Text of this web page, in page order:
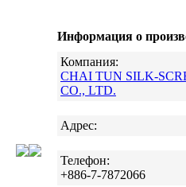
Информация о
Компания:
CHAI TUN SILK-
CO., LTD.
Адрес:
Телефон:
+886-7-7872066